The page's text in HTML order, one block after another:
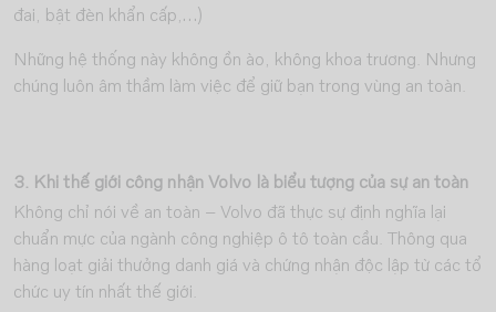
đai, bật đèn khẩn cấp,…)
Những hệ thống này không ồn ào, không khoa trương. Nhưng
chúng luôn âm thầm làm việc để giữ bạn trong vùng an toàn.
3. Khi thế giới công nhận Volvo là biểu tượng của sự an toàn
Không chỉ nói về an toàn – Volvo đã thực sự định nghĩa lại
chuẩn mực của ngành công nghiệp ô tô toàn cầu. Thông qua
hàng loạt giải thưởng danh giá và chứng nhận độc lập từ các tổ
chức uy tín nhất thế giới.